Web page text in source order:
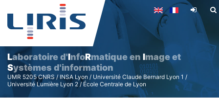
Aller
au
contenu
principal
Laboratoire d'InfoRmatique en Image et
Systèmes d'information
UMR 5205 CNRS / INSA Lyon / Université Claude Bernard Lyon 1 /
Université Lumière Lyon 2 / École Centrale de Lyon